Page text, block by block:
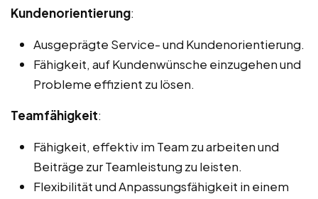
Kundenorientierung:
Ausgeprägte Service- und Kundenorientierung.
Fähigkeit, auf Kundenwünsche einzugehen und
Probleme effizient zu lösen.
Teamfähigkeit:
Fähigkeit, effektiv im Team zu arbeiten und
Beiträge zur Teamleistung zu leisten.
Flexibilität und Anpassungsfähigkeit in einem